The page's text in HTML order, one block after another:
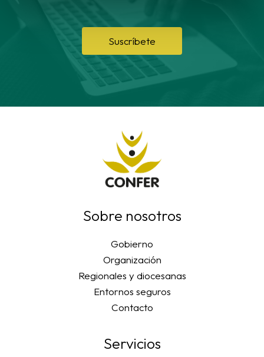
Suscríbete
Sobre nosotros
Gobierno
Organización
Regionales y diocesanas
Entornos seguros
Contacto
Servicios